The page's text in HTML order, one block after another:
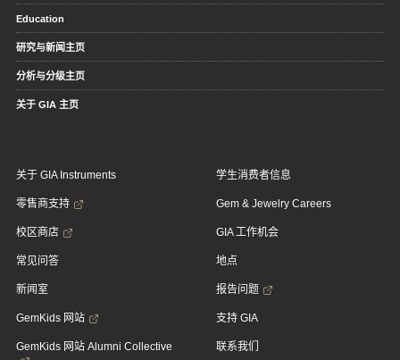
Education
研究与新闻主页
分析与分级主页
关于 GIA 主页
关于 GIA Instruments
零售商支持
校区商店
常见问答
新闻室
GemKids 网站
GemKids 网站 Alumni Collective
学生消费者信息
Gem & Jewelry Careers
GIA 工作机会
地点
报告问题
支持 GIA
联系我们